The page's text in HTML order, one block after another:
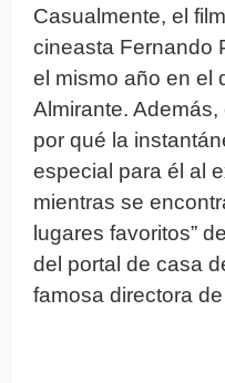
Casualmente, el
cineasta Fernando
el mismo año en el
Almirante.
por qué la
especial para él al
mientras se
lugares favoritos”
del portal de casa
famosa directora